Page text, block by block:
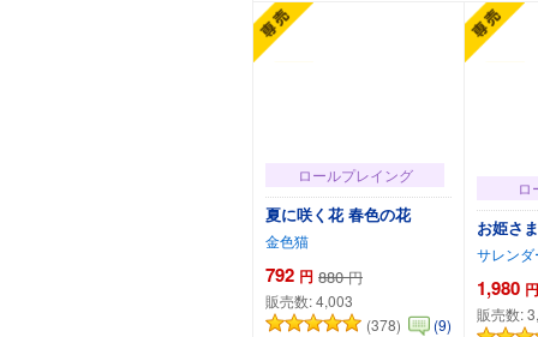
ロールプレイング
夏に咲く花 春色の花
金色猫
792 円 880 円
販売数:4,003
(378)
(9)
ロ
お姫さ
サレン
1,980 円
販売数: